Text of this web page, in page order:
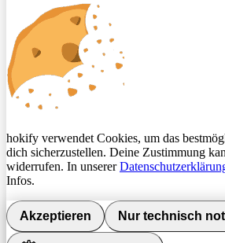
hokify verwendet Cookies, um das
dich sicherzustellen. Deine Zustimmung
widerrufen. In unserer
Infos.
Akzeptieren Nur technisch